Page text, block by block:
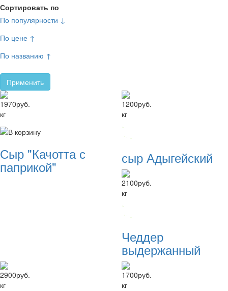
Сортировать по
По популярности ↓
По цене ↑
По названию ↑
Применить
1970руб.
кг
Сыр "Качотта с
паприкой"
1200руб.
кг
сыр Адыгейский
2100руб.
кг
Чеддер
выдержанный
2900руб.
кг
1700руб.
кг